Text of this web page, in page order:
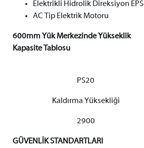
Elektrikli Hidrolik Direksiyon EPS
AC Tip Elektrik Motoru
600mm Yük Merkezinde Yükseklik
Kapasite Tablosu
PS20
Kaldırma Yüksekliği
2900
GÜVENLİK STANDARTLARI